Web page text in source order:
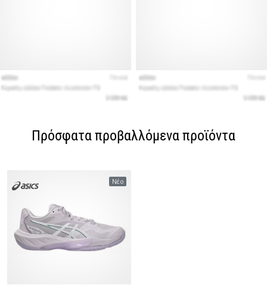
Πρόσφατα προβαλλόμενα προϊόντα
Νέο